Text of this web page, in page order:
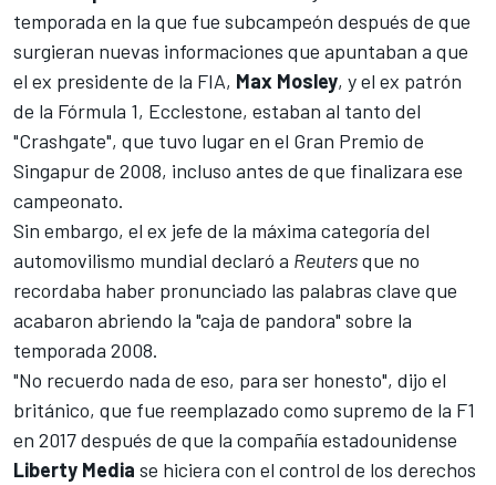
temporada en la que fue subcampeón después de que
surgieran nuevas informaciones que apuntaban a que
el ex presidente de la FIA, Max Mosley, y el ex patrón
de la Fórmula 1, Ecclestone, estaban al tanto del
"Crashgate", que tuvo lugar en el Gran Premio de
Singapur de 2008, incluso antes de que finalizara ese
campeonato.
Sin embargo, el ex jefe de la máxima categoría del
automovilismo mundial declaró a Reutersque no
recordaba haber pronunciado las palabras clave que
acabaron abriendo la "caja de pandora" sobre la
temporada 2008.
"No recuerdo nada de eso, para ser honesto", dijo el
británico, que fue reemplazado como supremo de la F1
en 2017 después de que la compañía estadounidense
Liberty Media se hiciera con el control de los derechos